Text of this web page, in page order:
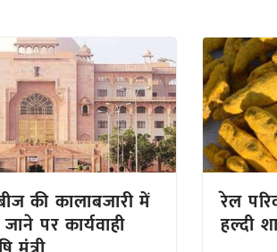
की कालाबजारी में
पर कार्यवाही
रेल
हल्दी